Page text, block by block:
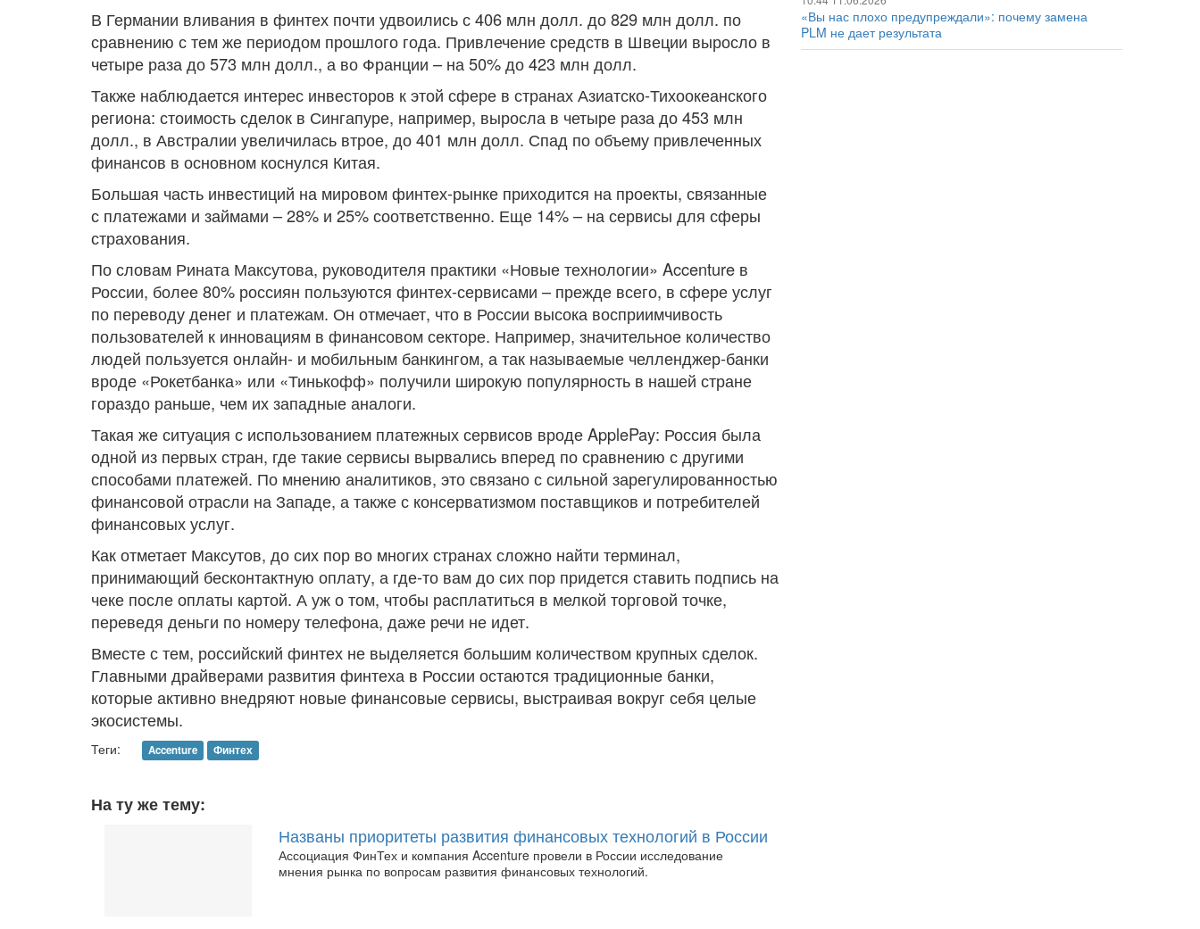
В Германии вливания в финтех почти удвоились с 406 млн долл. до 829 млн долл. по
сравнению с тем же периодом прошлого года. Привлечение средств в Швеции выросло в
четыре раза до 573 млн долл., а во Франции – на 50% до 423 млн долл.
Также наблюдается интерес инвесторов к этой сфере в странах Азиатско-Тихоокеанского
региона: стоимость сделок в Сингапуре, например, выросла в четыре раза до 453 млн
долл., в Австралии увеличилась втрое, до 401 млн долл. Спад по объему привлеченных
финансов в основном коснулся Китая.
Большая часть инвестиций на мировом финтех-рынке приходится на проекты, связанные
с платежами и займами – 28% и 25% соответственно. Еще 14% – на сервисы для сферы
страхования.
По словам Рината Максутова, руководителя практики «Новые технологии» Accenture в
России, более 80% россиян пользуются финтех-сервисами – прежде всего, в сфере услуг
по переводу денег и платежам. Он отмечает, что в России высока восприимчивость
пользователей к инновациям в финансовом секторе. Например, значительное количество
людей пользуется онлайн- и мобильным банкингом, а так называемые челленджер-банки
вроде «Рокетбанка» или «Тинькофф» получили широкую популярность в нашей стране
гораздо раньше, чем их западные аналоги.
Такая же ситуация с использованием платежных сервисов вроде ApplePay: Россия была
одной из первых стран, где такие сервисы вырвались вперед по сравнению с другими
способами платежей. По мнению аналитиков, это связано с сильной зарегулированностью
финансовой отрасли на Западе, а также с консерватизмом поставщиков и потребителей
финансовых услуг.
Как отметает Максутов, до сих пор во многих странах сложно найти терминал,
принимающий бесконтактную оплату, а где-то вам до сих пор придется ставить подпись на
чеке после оплаты картой. А уж о том, чтобы расплатиться в мелкой торговой точке,
переведя деньги по номеру телефона, даже речи не идет.
Вместе с тем, российский финтех не выделяется большим количеством крупных сделок.
Главными драйверами развития финтеха в России остаются традиционные банки,
которые активно внедряют новые финансовые сервисы, выстраивая вокруг себя целые
экосистемы.
Теги: Accenture Финтех
На ту же тему:
Названы приоритеты развития финансовых технологий в России
Ассоциация ФинТех и компания Accenture провели в России исследование
мнения рынка по вопросам развития финансовых технологий.
«Вы нас плохо предупреждали»: почему замена
PLM не дает результата